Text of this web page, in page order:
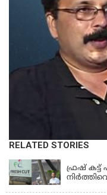
RELATED STORIES
KERALA
ഫ്രഷ് കട്ട്